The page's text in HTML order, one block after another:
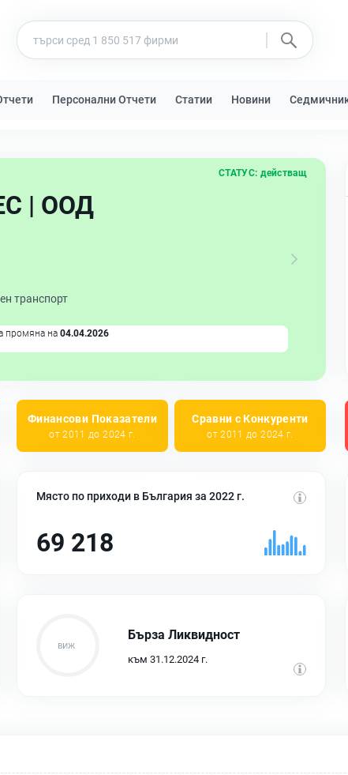
Персонални Отчети Статии Новини
| ООД
СТАТУС: действащ
транспорт
промяна на 04.04.2026
Финансови Показатели
от 2011 до 2024 г.
Сравни с Конкуренти
от 2011 до 2024 г.
Място по приходи в България за 2022 г.
69 218
Бърза Ликвидност
към 31.12.2024 г.